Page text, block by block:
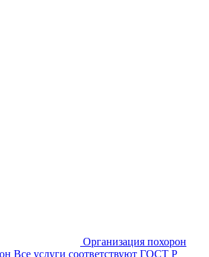
Организация похорон
Все услуги соответствуют ГОСТ Р